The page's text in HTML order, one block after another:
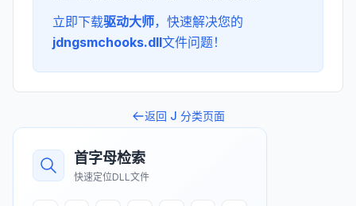
立即下载驱动大师，快速解决您的
jdngsmchooks.dll文件问题！
返回 J 分类页面
首字母检索
快速定位DLL文件